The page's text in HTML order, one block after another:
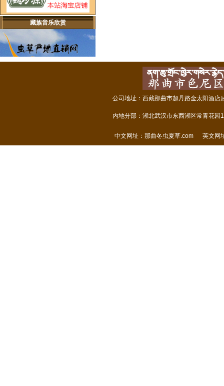
藏族音乐欣赏
公司地址：西藏那曲市超丹路金太阳酒
内地分部：湖北武汉市东西湖区常青
中文网址： 那曲冬虫夏草.com 英文网